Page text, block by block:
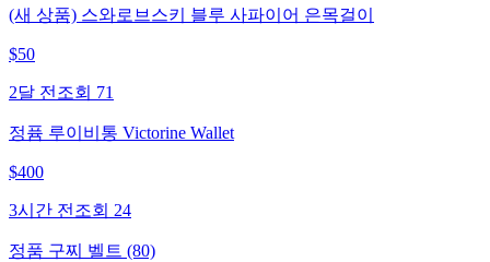
(새 상품) 스와로브스키 블루 사파이어 은목걸이
$50
2달 전 조회 71
정퓸 루이비통 Victorine Wallet
$400
3시간 전 조회 24
정품 구찌 벨트 (80)